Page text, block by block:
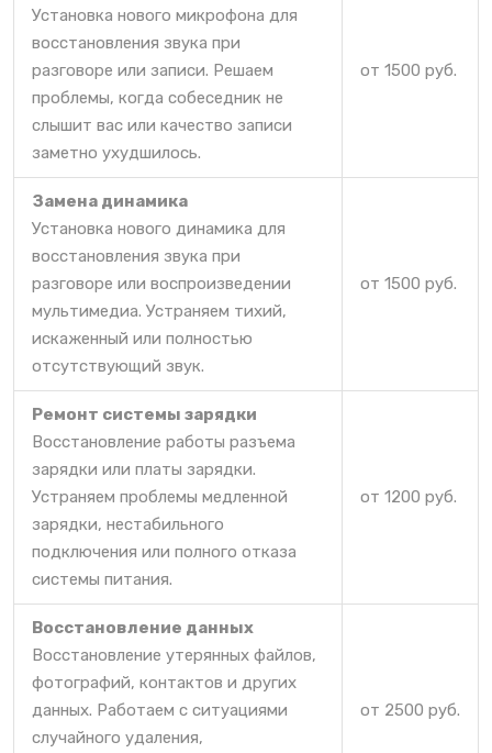
Установка нового микрофона для
восстановления звука при
разговоре или записи. Решаем
проблемы, когда собеседник не
слышит вас или качество записи
заметно ухудшилось.
от 1500 руб.
Замена динамика
Установка нового динамика для
восстановления звука при
разговоре или воспроизведении
мультимедиа. Устраняем тихий,
искаженный или полностью
отсутствующий звук.
от 1500 руб.
Ремонт системы зарядки
Восстановление работы разъема
зарядки или платы зарядки.
Устраняем проблемы медленной
зарядки, нестабильного
подключения или полного отказа
системы питания.
от 1200 руб.
Восстановление данных
Восстановление утерянных файлов,
фотографий, контактов и других
данных. Работаем с ситуациями
случайного удаления,
от 2500 руб.